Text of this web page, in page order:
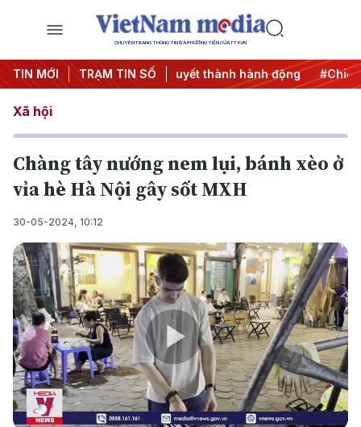
CHUYÊN TRANG THÔNG TIN ĐA PHƯƠNG TIỆN CỦA TTXVN
TIN MỚI TRẠM TIN SỐ
3 #Đưa Nghị quyết thành hành động #Chiến dịch 500
Xã hội
Chàng tây nướng nem lụi, bánh xèo ở
vỉa hè Hà Nội gây sốt MXH
30-05-2024, 10:12
Play